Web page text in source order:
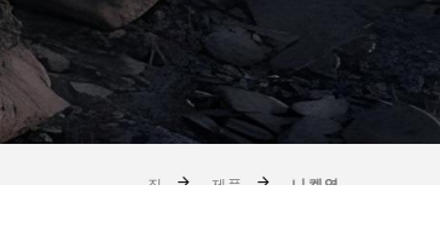
집 제품 니켈염